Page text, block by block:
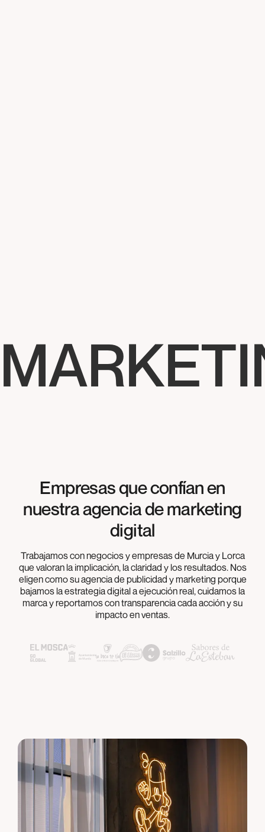
Empresas que confían en
nuestra agencia de marketing
digital
Trabajamos con negocios y empresas de Murcia y Lorca
que valoran la implicación, la claridad y los resultados. Nos
eligen como su agencia de publicidad y marketing porque
bajamos la estrategia digital a ejecución real, cuidamos la
marca y reportamos con transparencia cada acción y su
impacto en ventas.